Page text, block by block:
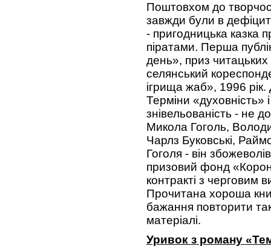
Поштовхом до
завжди були в
- пригодницька казка
піратами. Перша
день», приз
селянський
ігрища жаб», 1996
Терміни «духовність»
знівельованість - не
Микола Гоголь,
Чарлз Буковські,
Гоголя - він
призовий фонд
контракті з черговим
Прочитана хороша
бажання повторити
матеріалі.
Уривок з роману